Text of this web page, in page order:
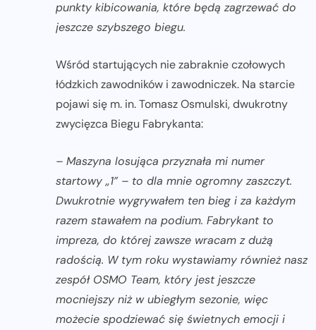
punkty kibicowania, które będą zagrzewać do
jeszcze szybszego biegu.
Wśród startujących nie zabraknie czołowych
łódzkich zawodników i zawodniczek. Na starcie
pojawi się m. in. Tomasz Osmulski, dwukrotny
zwycięzca Biegu Fabrykanta:
– Maszyna losująca przyznała mi numer
startowy „1” – to dla mnie ogromny zaszczyt.
Dwukrotnie wygrywałem ten bieg i za każdym
razem stawałem na podium. Fabrykant to
impreza, do której zawsze wracam z dużą
radością. W tym roku wystawiamy również nasz
zespół OSMO Team, który jest jeszcze
mocniejszy niż w ubiegłym sezonie, więc
możecie spodziewać się świetnych emocji i